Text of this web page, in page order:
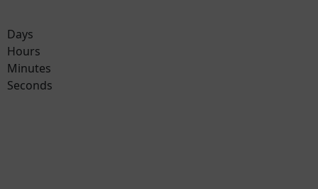
Days
Hours
Minutes
Seconds